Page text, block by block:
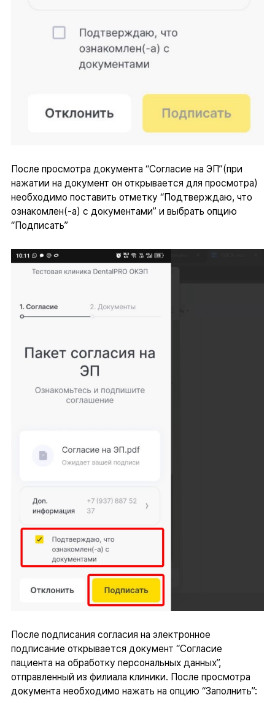
После просмотра документа “Согласие на ЭП”(при
нажатии на документ он открывается для просмотра)
необходимо поставить отметку “Подтверждаю, что
ознакомлен(-а) с документами” и выбрать опцию
“Подписать”
После подписания согласия на электронное
подписание открывается документ “Согласие
пациента на обработку персональных данных”,
отправленный из филиала клиники. После просмотра
документа необходимо нажать на опцию “Заполнить”: